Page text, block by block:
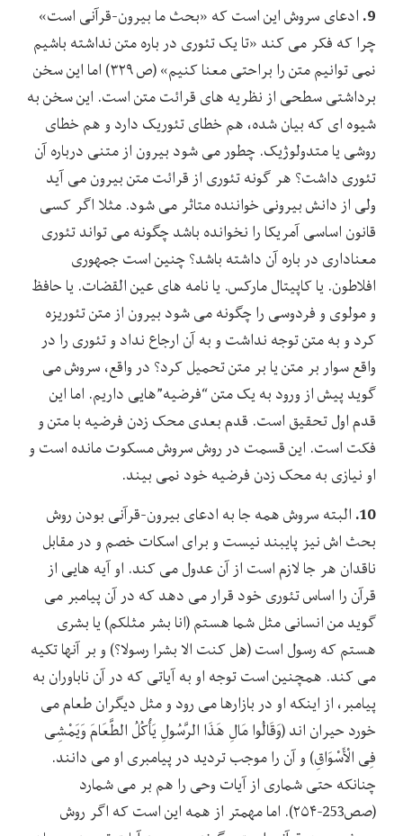
9. ادعای سروش این است که «بحث ما بیرون-قرآنی است»
چرا که فکر می کند «تا یک تئوری در باره متن نداشته باشیم
نمی توانیم متن را براحتی معنا کنیم» (ص ۳۲۹) اما این سخن
برداشتی سطحی از نظریه های قرائت متن است. این سخن به
شیوه ای که بیان شده، هم خطای تئوریک دارد و هم خطای
روشی یا متدولوژیک. چطور می شود بیرون از متنی درباره آن
تئوری داشت؟ هر گونه تئوری از قرائت متن بیرون می آید
ولی از دانش بیرونی خواننده متاثر می شود. مثلا اگر کسی
قانون اساسی آمریکا را نخوانده باشد چگونه می تواند تئوری
معناداری در باره آن داشته باشد؟ چنین است جمهوری
افلاطون. یا کاپیتال مارکس. یا نامه های عین القضات. یا حافظ
و مولوی و فردوسی را چگونه می شود بیرون از متن تئوریزه
کرد و به متن توجه نداشت و به آن ارجاع نداد و تئوری را در
واقع سوار بر متن یا بر متن تحمیل کرد؟ در واقع، سروش می
گوید پیش از ورود به یک متن “فرضیه”هایی داریم. اما این
قدم اول تحقیق است. قدم بعدی محک زدن فرضیه با متن و
فکت است. این قسمت در روش سروش مسکوت مانده است و
او نیازی به محک زدن فرضیه خود نمی بیند.
10. البته سروش همه جا به ادعای بیرون-قرآنی بودن روش
بحث اش نیز پایبند نیست و برای اسکات خصم و در مقابل
ناقدان هر جا لازم است از آن عدول می کند. او آیه هایی از
قرآن را اساس تئوری خود قرار می دهد که در آن پیامبر می
گوید من انسانی مثل شما هستم (انا بشر مثلکم) یا بشری
هستم که رسول است (هل کنت الا بشرا رسولا؟) و بر آنها تکیه
می کند. همچنین است توجه او به آیاتی که در آن ناباوران به
پیامبر، از اینکه او در بازارها می رود و مثل دیگران طعام می
خورد حیران اند (وَقَالُوا مَالِ هَذَا الرَّسُولِ یَأْکُلُ الطَّعَامَ وَیَمْشِی
فِی الْأَسْوَاقِ) و آن را موجب تردید در پیامبری او می دانند.
چنانکه حتی شماری از آیات وحی را هم بر می شمارد
(صص253-۲۵۴). اما مهمتر از همه این است که اگر روش